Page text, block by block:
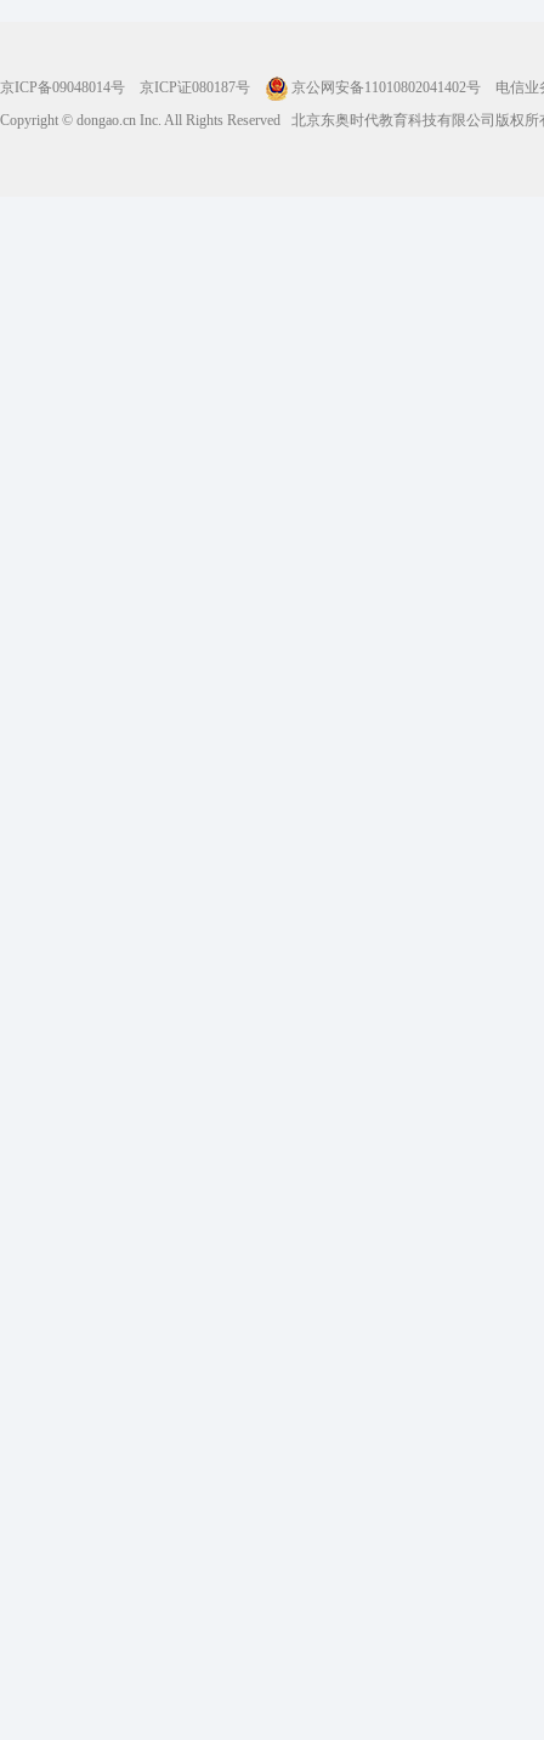
京ICP备09048014号 京ICP证080187号 京公网安备11010802041402号
电信业
Copyright © dongao.cn Inc. All Rights Reserved 北京东奥时代教育科技有限公司版权所